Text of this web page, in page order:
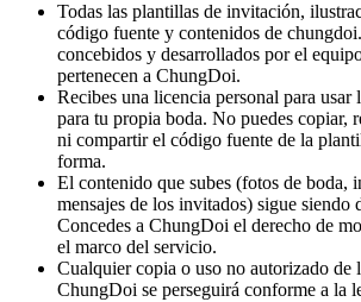
Todas las plantillas de invitación,
código fuente y contenidos de
concebidos y desarrollados por el
pertenecen a ChungDoi.
Recibes una licencia personal para usar
para tu propia boda. No puedes copiar,
ni compartir el código fuente de la
forma.
El contenido que subes (fotos de boda,
mensajes de los invitados) sigue siendo
Concedes a ChungDoi el derecho de
el marco del servicio.
Cualquier copia o uso no autorizado de
ChungDoi se perseguirá conforme a la